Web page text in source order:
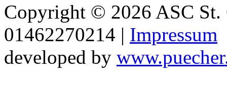
Copyright © 2026 ASC St.
01462270214 | Impressum
developed by